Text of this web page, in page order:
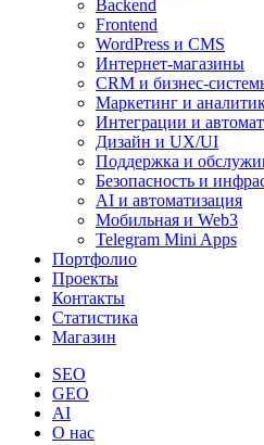
Backend
Frontend
WordPress и CMS
Интернет-магазины
CRM и бизнес-
Маркетинг и
Интеграции и
Дизайн и UX/UI
Поддержка и
Безопасность и
AI и автоматизация
Мобильная и Web3
Telegram Mini Apps
Портфолио
Проекты
Контакты
Статистика
Магазин
SEO
GEO
AI
О нас